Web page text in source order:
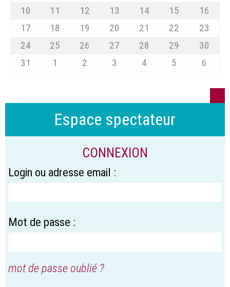
10
11 12 13 14 15
16
17
18 19 20 21 22
23
24
25 26 27 28 29
30
31
1 2 3 4 5 6
Espace spectateur
CONNEXION
Login ou adresse email :
Mot de passe :
mot de passe oublié ?